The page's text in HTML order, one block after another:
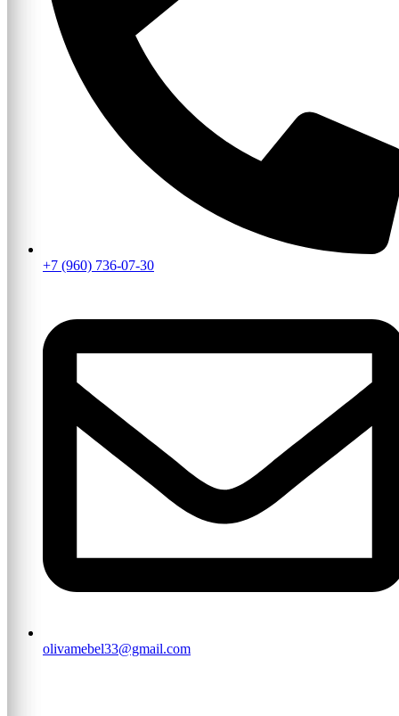
+7 (960) 736-07-30
olivamebel33@gmail.com